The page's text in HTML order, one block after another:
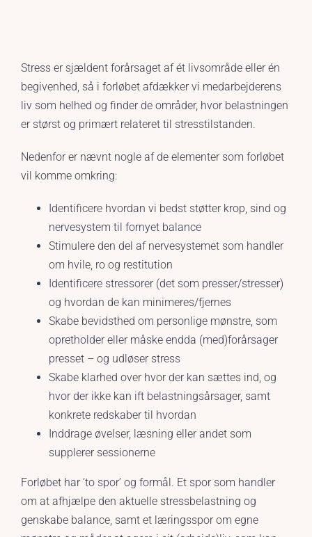
Stress er sjældent forårsaget af ét livsområde eller én
begivenhed, så i forløbet afdækker vi medarbejderens
liv som helhed og finder de områder, hvor belastningen
er størst og primært relateret til stresstilstanden.
Nedenfor er nævnt nogle af de elementer som forløbet
vil komme omkring:
Identificere hvordan vi bedst støtter krop, sind og
nervesystem til fornyet balance
Stimulere den del af nervesystemet som handler
om hvile, ro og restitution
Identificere stressorer (det som presser/stresser)
og hvordan de kan minimeres/fjernes
Skabe bevidsthed om personlige mønstre, som
opretholder eller måske endda (med)forårsager
presset – og udløser stress
Skabe klarhed over hvor der kan sættes ind, og
hvor der ikke kan ift belastningsårsager, samt
konkrete redskaber til hvordan
Inddrage øvelser, læsning eller andet som
supplerer sessionerne
Forløbet har ‘to spor’ og formål. Et spor som handler
om at afhjælpe den aktuelle stressbelastning og
genskabe balance, samt et læringsspor om egne